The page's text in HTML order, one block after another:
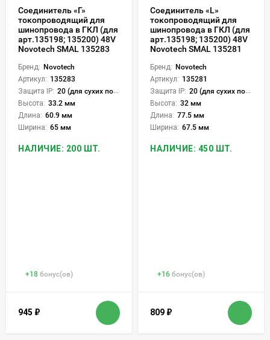
Соединитель «Г»
токопроводящий для
шинопровода в ГКЛ (для
арт.135198; 135200) 48V
Novotech SMAL 135283
Бренд: Novotech
Артикул: 135283
Защита IP: 20 (для сухих пом.)
Высота: 33.2 мм
Длина: 60.9 мм
Ширина: 65 мм
НАЛИЧИЕ: 200 ШТ.
+18 бонус(ов)
945 ₽
Соединитель «L»
токопроводящий для
шинопровода в ГКЛ (для
арт.135198; 135200) 48V
Novotech SMAL 135281
Бренд: Novotech
Артикул: 135281
Защита IP: 20 (для сухих пом.)
Высота: 32 мм
Длина: 77.5 мм
Ширина: 67.5 мм
НАЛИЧИЕ: 450 ШТ.
+16 бонус(ов)
809 ₽